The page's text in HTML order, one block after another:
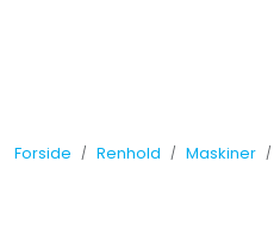
Forside Renhold Maskiner
Måleinstrumenter